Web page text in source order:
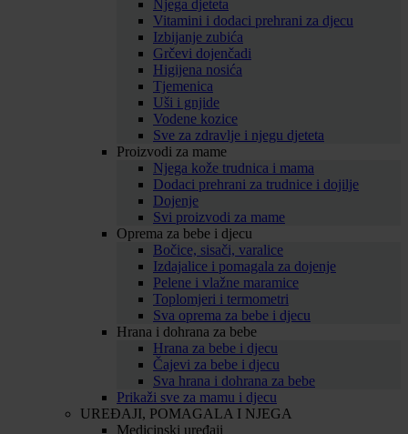
Njega djeteta
Vitamini i dodaci prehrani za djecu
Izbijanje zubića
Grčevi dojenčadi
Higijena nosića
Tjemenica
Uši i gnjide
Vodene kozice
Sve za zdravlje i njegu djeteta
Proizvodi za mame
Njega kože trudnica i mama
Dodaci prehrani za trudnice i dojilje
Dojenje
Svi proizvodi za mame
Oprema za bebe i djecu
Bočice, sisači, varalice
Izdajalice i pomagala za dojenje
Pelene i vlažne maramice
Toplomjeri i termometri
Sva oprema za bebe i djecu
Hrana i dohrana za bebe
Hrana za bebe i djecu
Čajevi za bebe i djecu
Sva hrana i dohrana za bebe
Prikaži sve za mamu i djecu
UREĐAJI, POMAGALA I NJEGA
Medicinski uređaji